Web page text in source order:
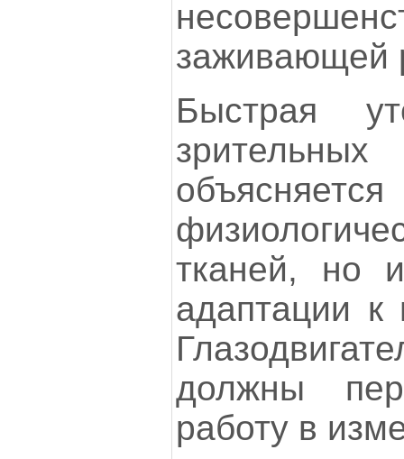
заживающей
Быстрая
тканей, но
адаптации к
должны
работу в